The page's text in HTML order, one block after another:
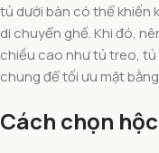
tủ dưới bàn có thể khiến
di chuyển ghế. Khi đó,
chiều cao như tủ treo,
chung để tối ưu mặt
Cách chọn